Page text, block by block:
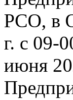
РСО, в
г. с 09-
июня